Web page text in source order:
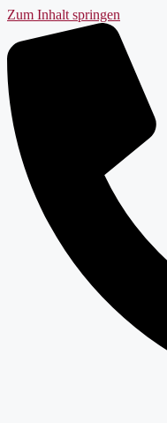
Zum Inhalt springen